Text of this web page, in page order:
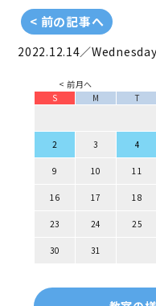
< 前の記事へ
2022.12.14／Wednesday
< 前月へ
S M T
2 3 4
9 10 11
16 17 18
23 24 25
30 31